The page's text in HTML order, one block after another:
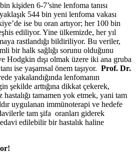
kişiden 6-7’sine lenfoma tanısı
544 bin yeni lenfoma vakası
ise bu oran artıyor; her 100 bin
ediliyor. Yine ülkemizde, her yıl
rastlandığı bildiriliyor. Bu veriler,
bir halk sağlığı sorunu olduğunu
Hodgkin dışı olmak üzere iki ana gruba
ise yaşamsal önem taşıyor. Prof. Dr.
yakalandığında lenfomanın
şekilde arttığına dikkat çekerek,
tamamen yok etmek, yani tam
uygulanan immünoterapi ve hedefe
tam şifa oranları giderek
edilebilir bir hastalık haline